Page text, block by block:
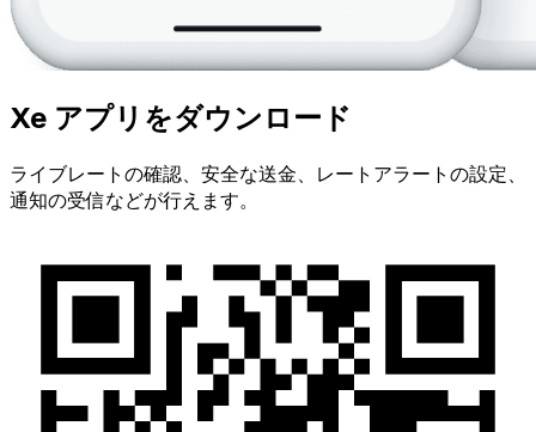
Xe アプリをダウンロード
ライブレートの確認、安全な送金、レートアラートの設定、
通知の受信などが行えます。